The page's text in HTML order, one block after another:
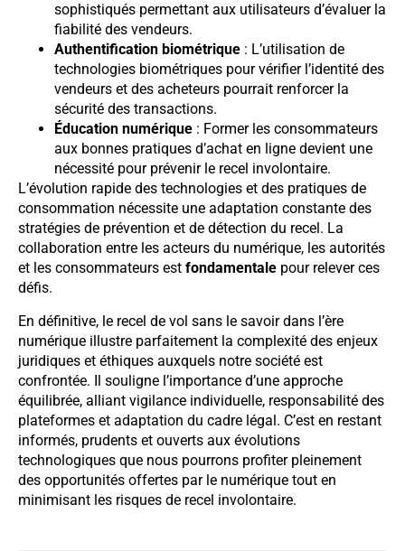
sophistiqués permettant aux utilisateurs d’évaluer la
fiabilité des vendeurs.
Authentification biométrique : L’utilisation de
technologies biométriques pour vérifier l’identité des
vendeurs et des acheteurs pourrait renforcer la
sécurité des transactions.
Éducation numérique : Former les consommateurs
aux bonnes pratiques d’achat en ligne devient une
nécessité pour prévenir le recel involontaire.
L’évolution rapide des technologies et des pratiques de
consommation nécessite une adaptation constante des
stratégies de prévention et de détection du recel. La
collaboration entre les acteurs du numérique, les autorités
et les consommateurs est fondamentale pour relever ces
défis.
En définitive, le recel de vol sans le savoir dans l’ère
numérique illustre parfaitement la complexité des enjeux
juridiques et éthiques auxquels notre société est
confrontée. Il souligne l’importance d’une approche
équilibrée, alliant vigilance individuelle, responsabilité des
plateformes et adaptation du cadre légal. C’est en restant
informés, prudents et ouverts aux évolutions
technologiques que nous pourrons profiter pleinement
des opportunités offertes par le numérique tout en
minimisant les risques de recel involontaire.